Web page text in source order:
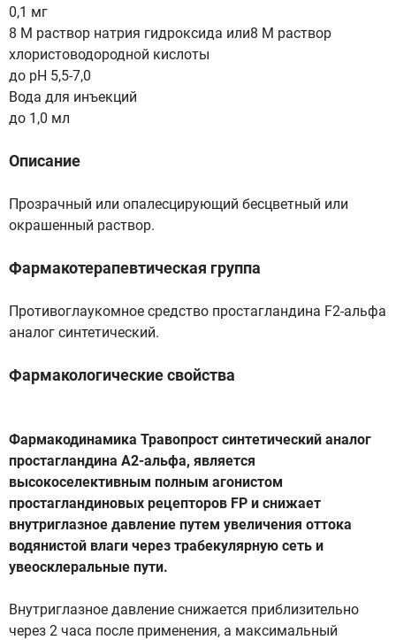
0,1 мг
8 М раствор натрия гидроксида или8 М раствор
хлористоводородной кислоты
до pH 5,5-7,0
Вода для инъекций
до 1,0 мл
Описание
Прозрачный или опалесцирующий бесцветный или
окрашенный раствор.
Фармакотерапевтическая группа
Противоглаукомное средство простагландина F2-альфа
аналог синтетический.
Фармакологические свойства
Фармакодинамика Травопрост синтетический аналог
простагландина А2-альфа, является
высокоселективным полным агонистом
простагландиновых рецепторов FP и снижает
внутриглазное давление путем увеличения оттока
водянистой влаги через трабекулярную сеть и
увеосклеральные пути.
Внутриглазное давление снижается приблизительно
через 2 часа после применения, а максимальный